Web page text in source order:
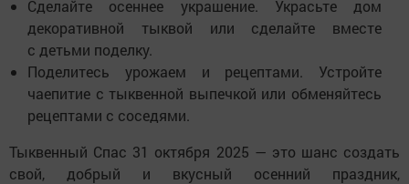
Сделайте осеннее украшение. Украсьте дом
декоративной тыквой или сделайте вместе
с детьми поделку.
Поделитесь урожаем и рецептами. Устройте
чаепитие с тыквенной выпечкой или обменяйтесь
рецептами с соседями.
Тыквенный Спас 31 октября 2025 — это шанс создать
свой, добрый и вкусный осенний праздник,